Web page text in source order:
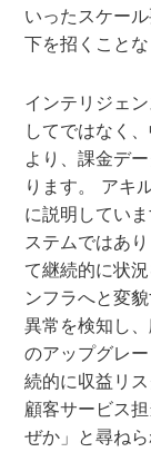
いったスケー
下を招くこと
インテリジェ
してではなく
より、課金デ
ります。 アキ
に説明してい
ステムではあ
て継続的に状
ンフラへと変
異常を検知し
のアップグレ
続的に収益リ
顧客サービス
ぜか」と尋ね